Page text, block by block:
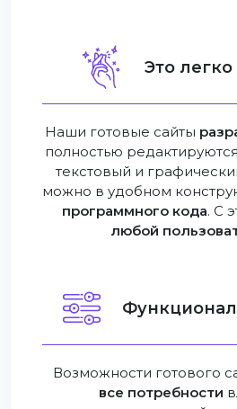
Это
Наши готовые сайты
полностью
текстовый и
можно в удобном
программного кода. С
любой
Функционал
Возможности готового
все потребности